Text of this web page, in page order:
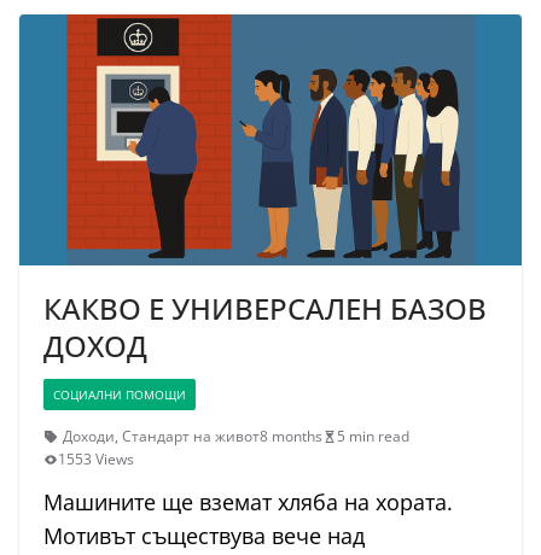
КАКВО Е УНИВЕРСАЛЕН БАЗОВ
ДОХОД
СОЦИАЛНИ ПОМОЩИ
Доходи, Стандарт на живот8 months
5 min read
1553 Views
Машините ще вземат хляба на хората.
Мотивът съществува вече над